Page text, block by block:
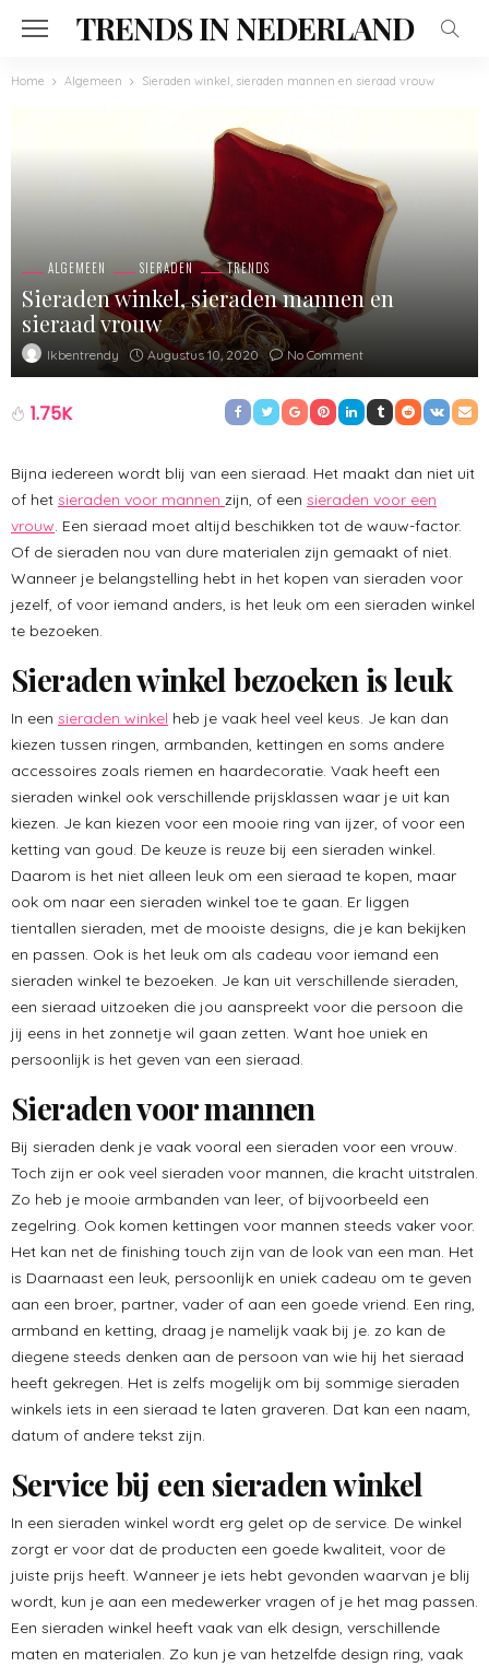
TRENDS IN NEDERLAND
Home Algemeen Sieraden winkel, sieraden mannen en sieraad vrouw
ALGEMEEN SIERADEN TRENDS
Sieraden winkel, sieraden mannen en
sieraad vrouw
Ikbentrendy Augustus 10, 2020 No Comment
1.75K
Bijna iedereen wordt blij van een sieraad. Het maakt dan niet uit
of het sieraden voor mannen zijn, of een sieraden voor een
vrouw. Een sieraad moet altijd beschikken tot de wauw-factor.
Of de sieraden nou van dure materialen zijn gemaakt of niet.
Wanneer je belangstelling hebt in het kopen van sieraden voor
jezelf, of voor iemand anders, is het leuk om een sieraden winkel
te bezoeken.
Sieraden winkel bezoeken is leuk
In een sieraden winkel heb je vaak heel veel keus. Je kan dan
kiezen tussen ringen, armbanden, kettingen en soms andere
accessoires zoals riemen en haardecoratie. Vaak heeft een
sieraden winkel ook verschillende prijsklassen waar je uit kan
kiezen. Je kan kiezen voor een mooie ring van ijzer, of voor een
ketting van goud. De keuze is reuze bij een sieraden winkel.
Daarom is het niet alleen leuk om een sieraad te kopen, maar
ook om naar een sieraden winkel toe te gaan. Er liggen
tientallen sieraden, met de mooiste designs, die je kan bekijken
en passen. Ook is het leuk om als cadeau voor iemand een
sieraden winkel te bezoeken. Je kan uit verschillende sieraden,
een sieraad uitzoeken die jou aanspreekt voor die persoon die
jij eens in het zonnetje wil gaan zetten. Want hoe uniek en
persoonlijk is het geven van een sieraad.
Sieraden voor mannen
Bij sieraden denk je vaak vooral een sieraden voor een vrouw.
Toch zijn er ook veel sieraden voor mannen, die kracht uitstralen.
Zo heb je mooie armbanden van leer, of bijvoorbeeld een
zegelring. Ook komen kettingen voor mannen steeds vaker voor.
Het kan net de finishing touch zijn van de look van een man. Het
is Daarnaast een leuk, persoonlijk en uniek cadeau om te geven
aan een broer, partner, vader of aan een goede vriend. Een ring,
armband en ketting, draag je namelijk vaak bij je. zo kan de
diegene steeds denken aan de persoon van wie hij het sieraad
heeft gekregen. Het is zelfs mogelijk om bij sommige sieraden
winkels iets in een sieraad te laten graveren. Dat kan een naam,
datum of andere tekst zijn.
Service bij een sieraden winkel
In een sieraden winkel wordt erg gelet op de service. De winkel
zorgt er voor dat de producten een goede kwaliteit, voor de
juiste prijs heeft. Wanneer je iets hebt gevonden waarvan je blij
wordt, kun je aan een medewerker vragen of je het mag passen.
Een sieraden winkel heeft vaak van elk design, verschillende
maten en materialen. Zo kun je van hetzelfde design ring, vaak